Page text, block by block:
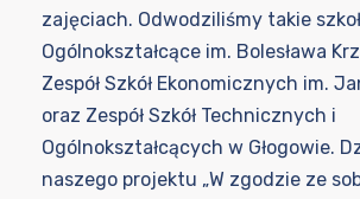
zajęciach. Odwodziliśmy takie
Ogólnokształcące im. Bolesława
Zespół Szkół Ekonomicznych im.
oraz Zespół Szkół Technicznych i
Ogólnokształcących w Głogowie.
naszego projektu „W zgodzie ze